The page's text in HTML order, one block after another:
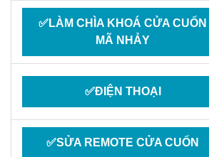
✅LÀM CHÌA KHOÁ CỬA CUỐN
MÃ NHẢY
✅ĐIỆN THOẠI
✅SỬA REMOTE CỬA CUỐN